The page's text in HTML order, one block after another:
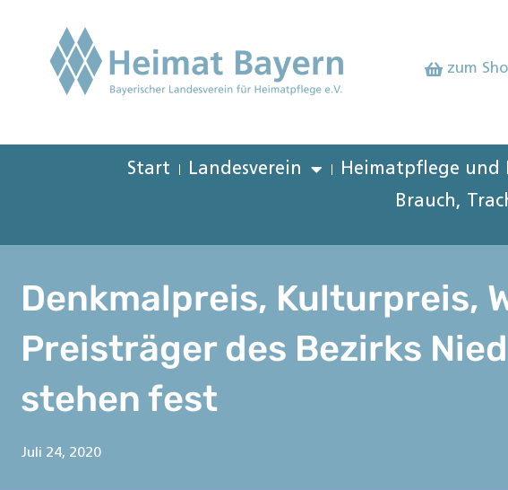
zum
Start Landesverein Heimatpflege und
Brauch,
Denkmalpreis, Kulturpreis,
Preisträger des Bezirks
stehen fest
Juli 24, 2020